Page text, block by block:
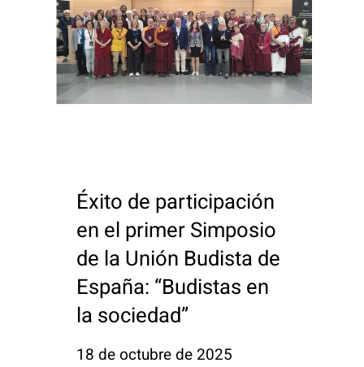
Éxito de participación
en el primer Simposio
de la Unión Budista de
España: “Budistas en
la sociedad”
18 de octubre de 2025